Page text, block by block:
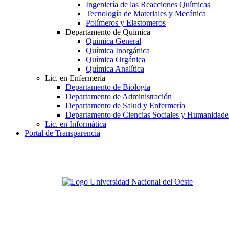
Ingeniería de las Reacciones Químicas
Tecnología de Materiales y Mecánica
Polímeros y Elastomeros
Departamento de Química
Quimica General
Química Inorgánica
Química Orgánica
Química Analítica
Lic. en Enfermería
Departamento de Biología
Departamento de Administración
Departamento de Salud y Enfermería
Departamento de Ciencias Sociales y
Lic. en Informática
Portal de Transparencia